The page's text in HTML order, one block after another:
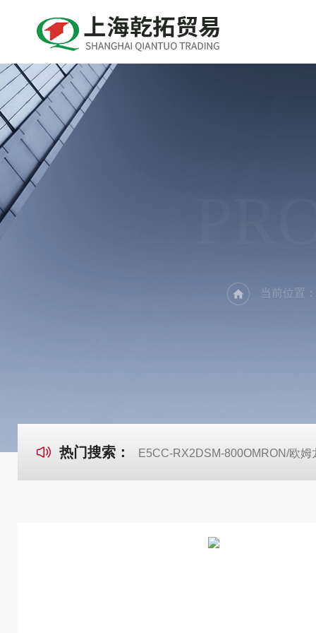
当前位置：
热门搜索： E5CC-RX2DSM-800OMRON/欧